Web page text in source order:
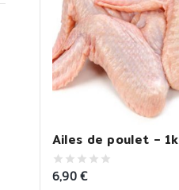
Ailes de poulet –
0
6,90€